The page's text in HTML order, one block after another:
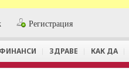
Регистрация
ФИНАНСИ ЗДРАВЕ КАК ДА